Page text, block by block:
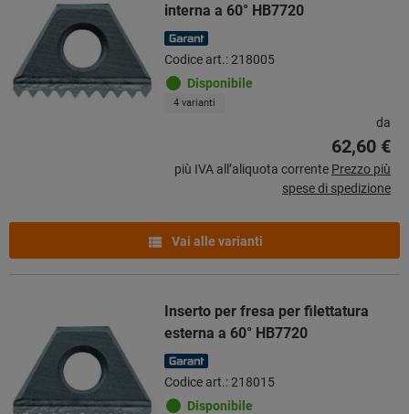
interna a 60° HB7720
Codice art.: 218005
Disponibile
4 varianti
da
62,60 €
più IVA all’aliquota corrente Prezzo più
spese di spedizione
Vai alle varianti
Inserto per fresa per filettatura
esterna a 60° HB7720
Codice art.: 218015
Disponibile